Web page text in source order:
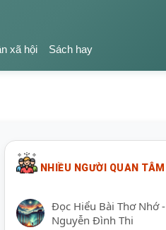
xã hội Sách hay
NHIỀU NGƯỜI QUAN TÂM
Đọc Hiểu Bài Thơ Nhớ -
Nguyễn Đình Thi